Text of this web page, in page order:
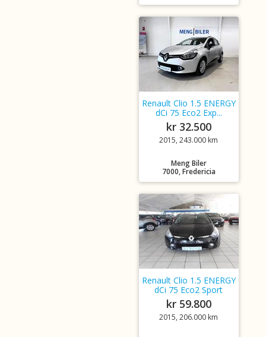
Renault Clio 1.5 ENERGY
dCi 75 Eco2 Exp...
kr 32.500
2015, 243.000 km
Meng Biler
7000, Fredericia
Renault Clio 1.5 ENERGY
dCi 75 Eco2 Sport
kr 59.800
2015, 206.000 km